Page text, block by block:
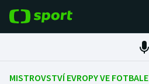
Fotbal
MISTROVSTVÍ EVROPY VE FOTBALE